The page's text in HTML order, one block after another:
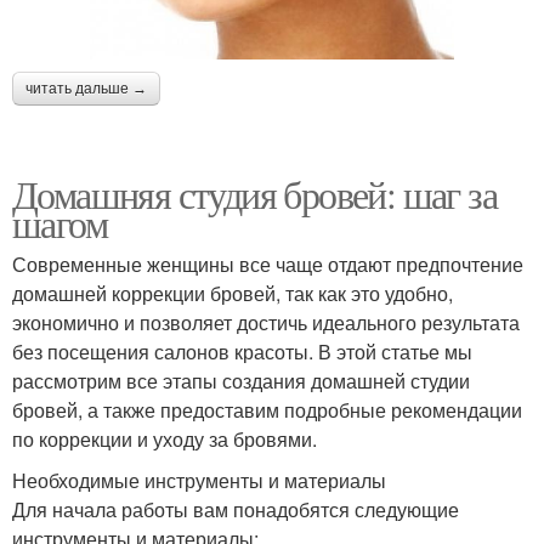
читать дальше →
Домашняя студия бровей: шаг за
шагом
Современные женщины все чаще отдают предпочтение
домашней коррекции бровей, так как это удобно,
экономично и позволяет достичь идеального результата
без посещения салонов красоты. В этой статье мы
рассмотрим все этапы создания домашней студии
бровей, а также предоставим подробные рекомендации
по коррекции и уходу за бровями.
Необходимые инструменты и материалы
Для начала работы вам понадобятся следующие